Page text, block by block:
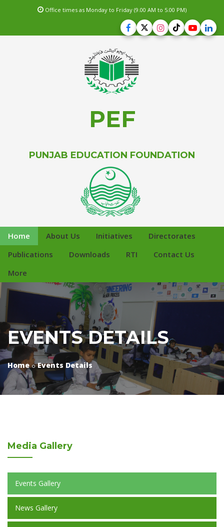
Office times as Monday to Friday (9.00 AM to 5.00 PM)
PEF
PUNJAB EDUCATION FOUNDATION
Home About Us Initiatives
Directorates
Publications
Downloads RTI
Contact Us
More
EVENTS DETAILS
Home Events Details
Media Gallery
Events Gallery
News Gallery